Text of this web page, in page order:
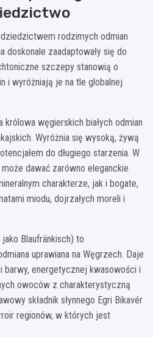
rodzimych odmian
zaadaptowały się do
szczepy stanowią o
i wyróżniają je na tle globalnej
królowa węgierskich białych odmian
Wyróżnia się wysoką, żywą
do długiego starzenia. W
dawać zarówno eleganckie
charakterze, jak i bogate,
miodu, dojrzałych moreli i
Blaufränkisch) to
uprawiana na Węgrzech. Daje
barwy, energetycznej kwasowości i
owoców z charakterystyczną
składnik słynnego Egri Bikavér
regionów, w których jest